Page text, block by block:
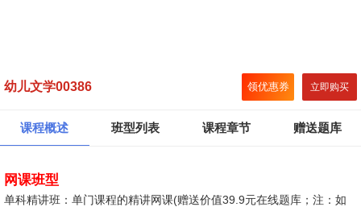
幼儿文学00386 领优惠券 立即购买
课程概述 班型列表 课程章节 赠送题库
网课班型
单科精讲班：单门课程的精讲网课(赠送价值39.9元在线题库；注：如